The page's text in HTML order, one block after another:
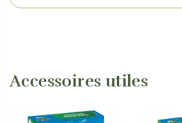
Accessoires utiles